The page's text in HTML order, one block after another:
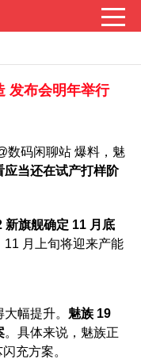
发布会明年举行
码闲聊站 爆料，魅
应当还在试产打样阶
新旗舰确定 11 月底
11 月上旬将迎来产能
幅提升。 魅族 19
。具体来说，魅族正
充方案。